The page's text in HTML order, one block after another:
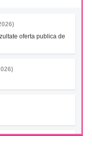
oferta publica de